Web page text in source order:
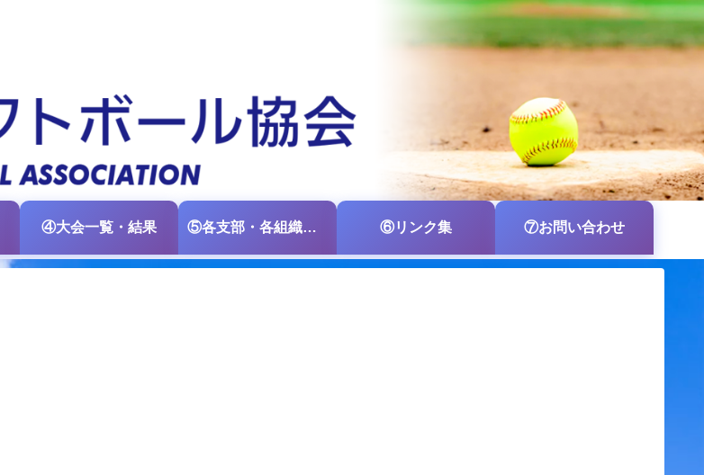
④大会一覧・結果 ⑤各支部・各組織の掲示板 ⑥リンク集 ⑦お問い合わせ